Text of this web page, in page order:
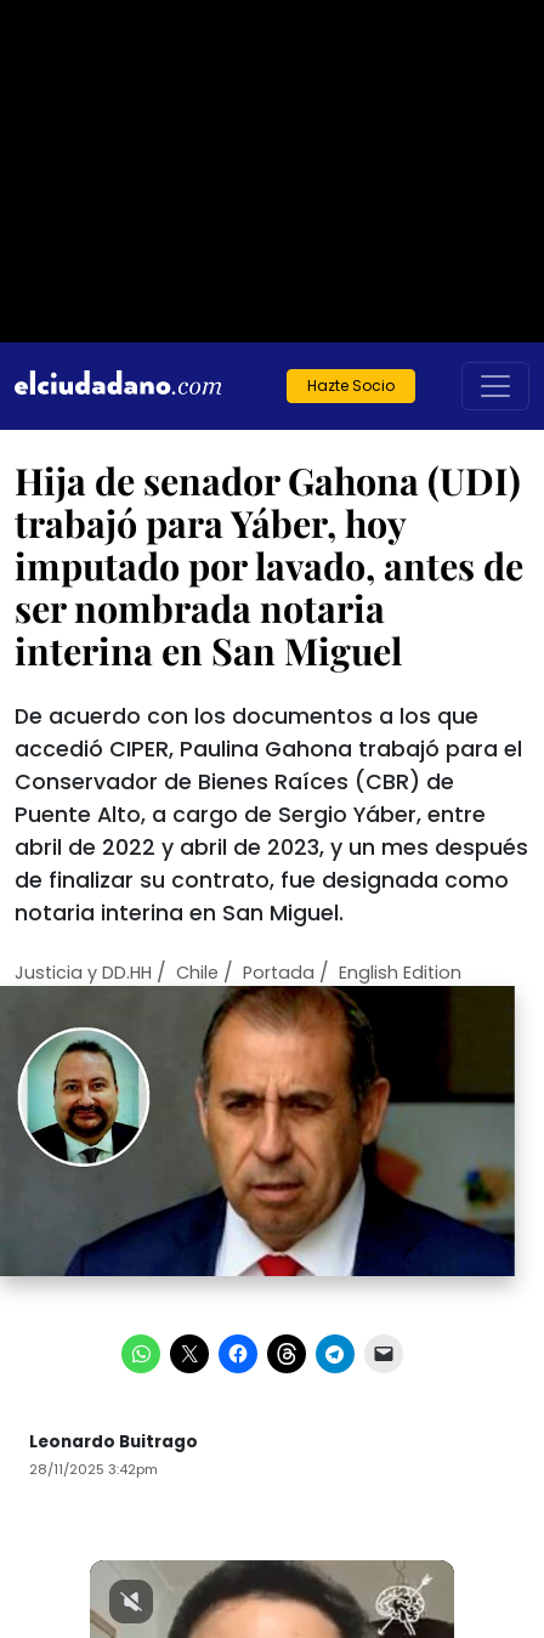
Hazte Socio
Hija de senador Gahona (UDI)
trabajó para Yáber, hoy
imputado por lavado, antes de
ser nombrada notaria
interina en San Miguel
De acuerdo con los documentos a los que
accedió CIPER, Paulina Gahona trabajó para el
Conservador de Bienes Raíces (CBR) de
Puente Alto, a cargo de Sergio Yáber, entre
abril de 2022 y abril de 2023, y un mes después
de finalizar su contrato, fue designada como
notaria interina en San Miguel.
Justicia y DD.HH / Chile / Portada / English Edition
Leonardo Buitrago
28/11/2025 3:42pm